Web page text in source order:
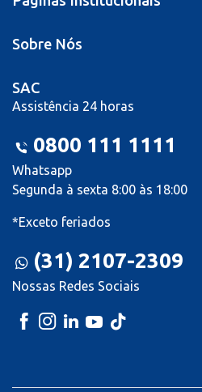
Sobre Nós
SAC
Assistência 24 horas
0800 111 1111
Whatsapp
Segunda à sexta 8:00 às 18:00
*Exceto feriados
(31) 2107-2309
Nossas Redes Sociais